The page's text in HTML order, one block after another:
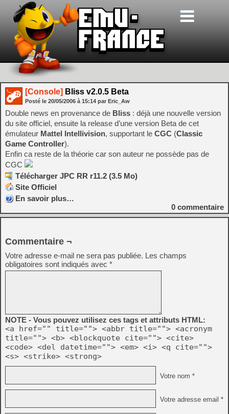
[Console] Bliss v2.0.5 Beta
Posté le 20/05/2006 à 15:14 par Eric_Aw
Double news en provenance de Bliss : déjà une nouvelle version
du site officiel, ensuite la release d’une version Beta de cet
émulateur Mattel Intellivision, supportant le CGC (Classic
Game Controller).
Enfin ca reste de la théorie car son auteur ne possède pas de
CGC
Télécharger JPC RR r11.2 (3.5 Mo)
Site Officiel
En savoir plus…
0 commentaire
Commentaire ¬
Votre adresse e-mail ne sera pas publiée. Les champs
obligatoires sont indiqués avec *
NOTE - Vous pouvez utilisez ces tags et attributs HTML:
<a href="" title=""> <abbr title=""> <acronym
title=""> <b> <blockquote cite=""> <cite>
<code> <del datetime=""> <em> <i> <q cite="">
<s> <strike> <strong>
Votre nom *
Votre adresse email *